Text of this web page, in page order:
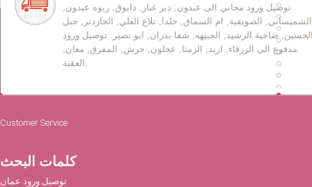
توصيل ورود مجاني الى عبدون, دير غبار, دابوق, ربوه عبدون,
الشميساني, الصويفية, ام السماق, خلدا, تلاع العلي, الجاردنز, جبل
ضاحية الرشيد, الجبيهه, شفا بدران, ابو نصير. توصيل ورود
مدفوع الى الزرقاء, اربد, الرمثا, عجلون, جرش, المفرق, معان,
Customer Service
كلمات البحث
توصيل ورود عمان